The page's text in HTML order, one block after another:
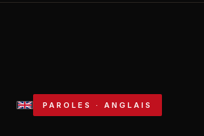
PAROLES · ANGLAIS